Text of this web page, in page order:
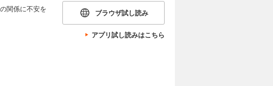
関係に不安を
ブラウザ試し読み
アプリ試し読みはこちら